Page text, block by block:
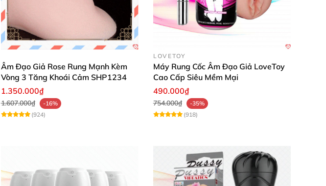
Âm Đạo Giả Rose Rung Mạnh Kèm
Vòng 3 Tăng Khoái Cảm SHP1234
1.350.000₫
1.607.000₫
-16%
(924)
LOVETOY
Máy Rung Cốc Âm Đạo Giả LoveToy
Cao Cấp Siêu Mềm Mại
490.000₫
754.000₫
-35%
(918)